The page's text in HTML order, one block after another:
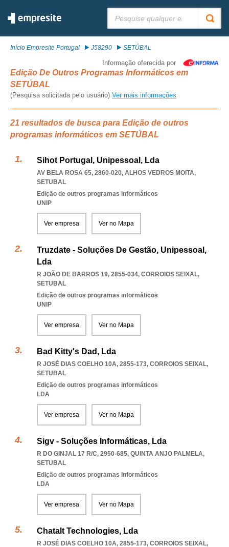
Início Empresite Portugal J58290 SETÚBAL
Informação oferecida por
Edição De Outros Programas Informáticos em
SETÚBAL
(Pesquisa solicitada pelo usuário) Ver mais informações
21 resultados de busca para Edição de outros
programas informáticos em SETÚBAL
Sihot Portugal, Unipessoal, Lda
AV BELA ROSA 65, 2860-020, ALHOS VEDROS MOITA,
SETUBAL
Edição de outros programas informáticos
UNIP
Ver empresa Ver no Mapa
Truzdate - Soluções De Gestão, Unipessoal,
Lda
R JOÃO DE BARROS 19, 2855-034, CORROIOS SEIXAL,
SETUBAL
Edição de outros programas informáticos
UNIP
Ver empresa Ver no Mapa
Bad Kitty's Dad, Lda
R JOSÉ DIAS COELHO 10A, 2855-173, CORROIOS SEIXAL,
SETUBAL
Edição de outros programas informáticos
LDA
Ver empresa Ver no Mapa
Sigv - Soluções Informáticas, Lda
R DO GINJAL 17 R/C, 2950-685, QUINTA ANJO PALMELA,
SETUBAL
Edição de outros programas informáticos
LDA
Ver empresa Ver no Mapa
Chatalt Technologies, Lda
R JOSÉ DIAS COELHO 10A, 2855-173, CORROIOS SEIXAL,